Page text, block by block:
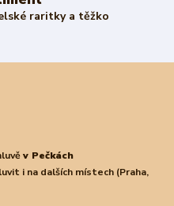
raritky a těžko
v Pečkách
i na dalších místech (Praha,